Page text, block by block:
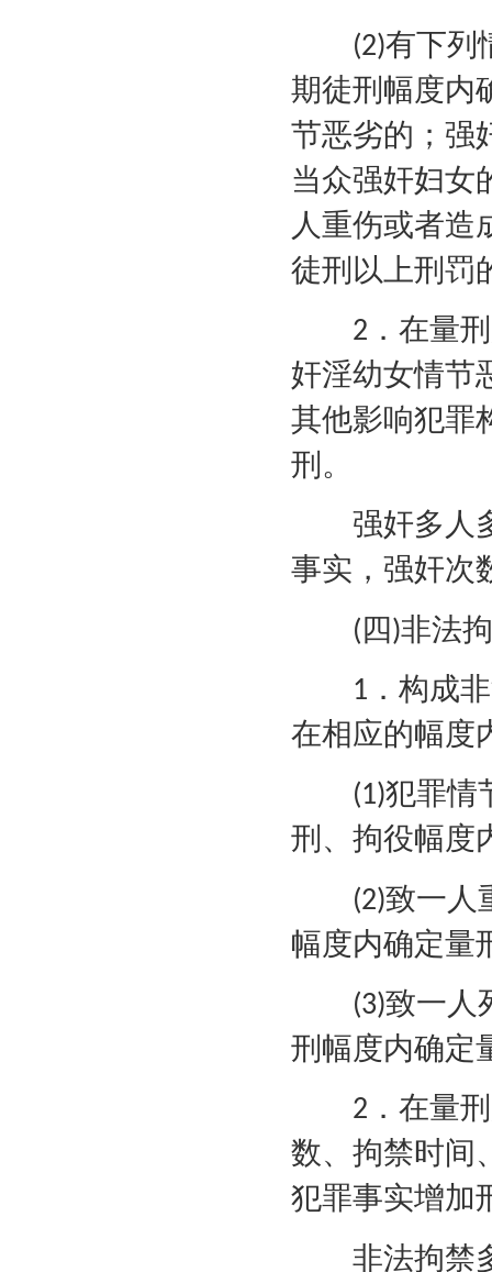
(2)有下列
期徒刑幅度内
节恶劣的；强
当众强奸妇女
人重伤或者造
徒刑以上刑罚
2 ．在量
奸淫幼女情节
其他影响犯罪
刑。
强奸多人多
事实，强奸次
( 四 )非法
1 ．构成
在相应的幅度
(1)犯罪情
刑、拘役幅度
(2)致一人
幅度内确定量
(3)致一人
刑幅度内确定
2 ．在量
数、拘禁时间
犯罪事实增加
非法拘禁多